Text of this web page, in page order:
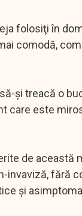
folosiţi în
comodă,
şi treacă o
care este
de
invaviză, fără
şi